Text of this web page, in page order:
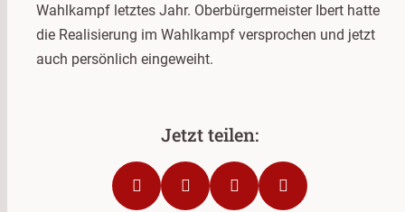
Wahlkampf letztes Jahr. Oberbürgermeister Ibert hatte
die Realisierung im Wahlkampf versprochen und jetzt
auch persönlich eingeweiht.